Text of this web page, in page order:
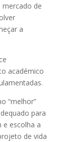
mercado de
a
académico
“melhor”
para
e escolha a
de vida